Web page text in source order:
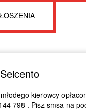
kierowcy
798 . Pisz smsa na